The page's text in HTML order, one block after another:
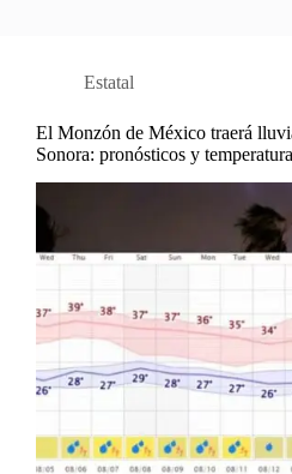
Estatal
El Monzón de México traerá
Sonora: pronósticos y